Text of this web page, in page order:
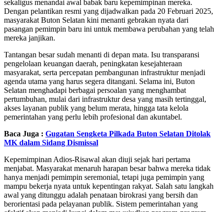
sekaligus menandai awal babak baru kepemimpinan mereka.
Dengan pelantikan resmi yang dijadwalkan pada 20 Februari 2025,
masyarakat Buton Selatan kini menanti gebrakan nyata dari
pasangan pemimpin baru ini untuk membawa perubahan yang telah
mereka janjikan.
Tantangan besar sudah menanti di depan mata. Isu transparansi
pengelolaan keuangan daerah, peningkatan kesejahteraan
masyarakat, serta percepatan pembangunan infrastruktur menjadi
agenda utama yang harus segera ditangani. Selama ini, Buton
Selatan menghadapi berbagai persoalan yang menghambat
pertumbuhan, mulai dari infrastruktur desa yang masih tertinggal,
akses layanan publik yang belum merata, hingga tata kelola
pemerintahan yang perlu lebih profesional dan akuntabel.
Baca Juga : Gugatan Sengketa Pilkada Buton Selatan Ditolak
MK dalam Sidang Dismissal
Kepemimpinan Adios-Risawal akan diuji sejak hari pertama
menjabat. Masyarakat menaruh harapan besar bahwa mereka tidak
hanya menjadi pemimpin seremonial, tetapi juga pemimpin yang
mampu bekerja nyata untuk kepentingan rakyat. Salah satu langkah
awal yang ditunggu adalah penataan birokrasi yang bersih dan
berorientasi pada pelayanan publik. Sistem pemerintahan yang